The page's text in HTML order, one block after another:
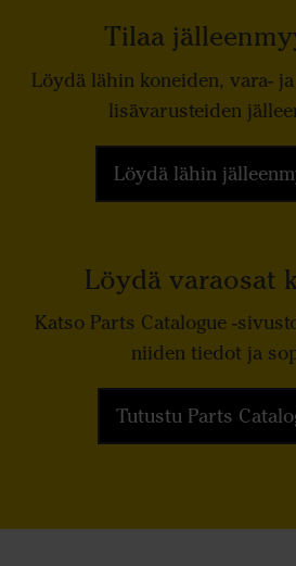
Tilaa
Löydä lähin koneiden, vara-
lisävarusteiden
Löydä lähin
Löydä varaosat
Katso Parts Catalogue -
niiden tiedot ja
Tutustu Parts